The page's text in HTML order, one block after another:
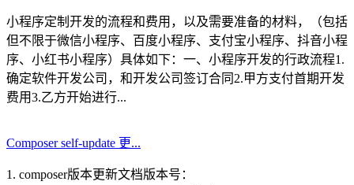
小程序定制开发的流程和费用，以及需要准备的材料，（包括
但不限于微信小程序、百度小程序、支付宝小程序、抖音小程
序、小红书小程序）具体如下：一、小程序开发的行政流程1.
确定软件开发公司，和开发公司签订合同2.甲方支付首期开发
费用3.乙方开始进行...
Composer self-update 更...
1. composer版本更新文档版本号：